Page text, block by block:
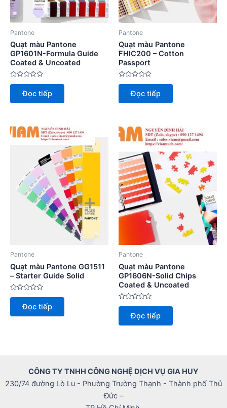
Pantone
Quạt màu Pantone
GP1601N-Formula Guide
Coated & Uncoated
Được
hạng
0
Đọc tiếp
Pantone
Quạt màu Pantone
FHIC200 – Cotton
Passport
Được
hạng
0
Đọc tiếp
Pantone
Quạt màu Pantone GG1511
– Starter Guide Solid
Được
hạng
0
Đọc tiếp
Pantone
Quạt màu Pantone
GP1606N-Solid Chips
Coated & Uncoated
Được
hạng
0
Đọc tiếp
CÔNG TY TNHH CÔNG NGHỆ DỊCH VỤ GIA HUY
230/74 đường Lò Lu - Phường Trường Thạnh - Thành phố Thủ
Đức –